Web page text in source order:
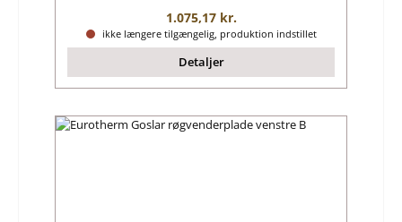
Almindelig pris:
1.075,17 kr.
ikke længere tilgængelig, produktion indstillet
Detaljer